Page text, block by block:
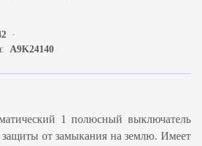
A9K24140
защиты от замыкания на землю. Имеет